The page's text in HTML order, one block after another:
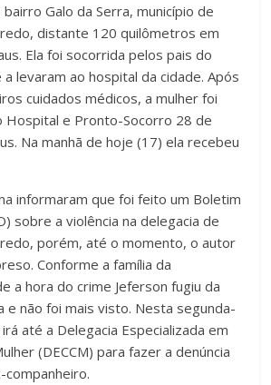
Galo da Serra, município de
distante 120 quilômetros em
Ela foi socorrida pelos pais do
levaram ao hospital da cidade. Após
cuidados médicos, a mulher foi
Hospital e Pronto-Socorro 28 de
Na manhã de hoje (17) ela recebeu
informaram que foi feito um Boletim
sobre a violência na delegacia de
porém, até o momento, o autor
Conforme a família da
a hora do crime Jeferson fugiu da
e não foi mais visto. Nesta segunda-
até a Delegacia Especializada em
(DECCM) para fazer a denúncia